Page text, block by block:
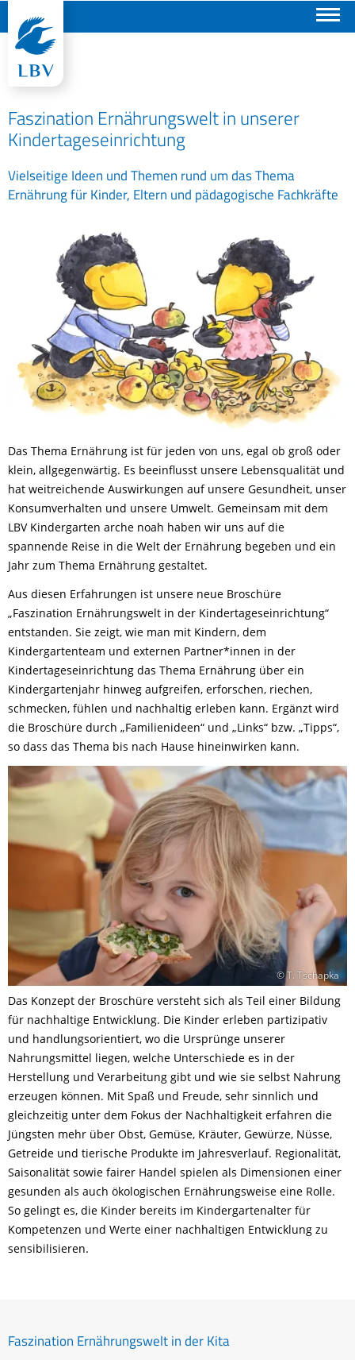
Faszination Ernährungswelt in unserer
Kindertageseinrichtung
Vielseitige Ideen und Themen rund um das Thema
Ernährung für Kinder, Eltern und pädagogische Fachkräfte
Das Thema Ernährung ist für jeden von uns, egal ob groß oder
klein, allgegenwärtig. Es beeinflusst unsere Lebensqualität und
hat weitreichende Auswirkungen auf unsere Gesundheit, unser
Konsumverhalten und unsere Umwelt. Gemeinsam mit dem
LBV Kindergarten arche noah haben wir uns auf die
spannende Reise in die Welt der Ernährung begeben und ein
Jahr zum Thema Ernährung gestaltet.
Aus diesen Erfahrungen ist unsere neue Broschüre
„Faszination Ernährungswelt in der Kindertageseinrichtung“
entstanden. Sie zeigt, wie man mit Kindern, dem
Kindergartenteam und externen Partner*innen in der
Kindertageseinrichtung das Thema Ernährung über ein
Kindergartenjahr hinweg aufgreifen, erforschen, riechen,
schmecken, fühlen und nachhaltig erleben kann. Ergänzt wird
die Broschüre durch „Familienideen“ und „Links“ bzw. „Tipps“,
so dass das Thema bis nach Hause hineinwirken kann.
© T. Tschapka
Das Konzept der Broschüre versteht sich als Teil einer Bildung
für nachhaltige Entwicklung. Die Kinder erleben partizipativ
und handlungsorientiert, wo die Ursprünge unserer
Nahrungsmittel liegen, welche Unterschiede es in der
Herstellung und Verarbeitung gibt und wie sie selbst Nahrung
erzeugen können. Mit Spaß und Freude, sehr sinnlich und
gleichzeitig unter dem Fokus der Nachhaltigkeit erfahren die
Jüngsten mehr über Obst, Gemüse, Kräuter, Gewürze, Nüsse,
Getreide und tierische Produkte im Jahresverlauf. Regionalität,
Saisonalität sowie fairer Handel spielen als Dimensionen einer
gesunden als auch ökologischen Ernährungsweise eine Rolle.
So gelingt es, die Kinder bereits im Kindergartenalter für
Kompetenzen und Werte einer nachhaltigen Entwicklung zu
sensibilisieren.
Faszination Ernährungswelt in der Kita